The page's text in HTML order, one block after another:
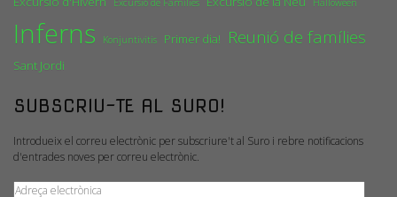
Excursió de Famílies Halloween
Inferns Konjuntivitis Primer dia! Reunió de famílies
Sant Jordi
SUBSCRIU-TE AL SURO!
Introdueix el correu electrònic per subscriure't al Suro i rebre notificacions
d'entrades noves per correu electrònic.
Adreça